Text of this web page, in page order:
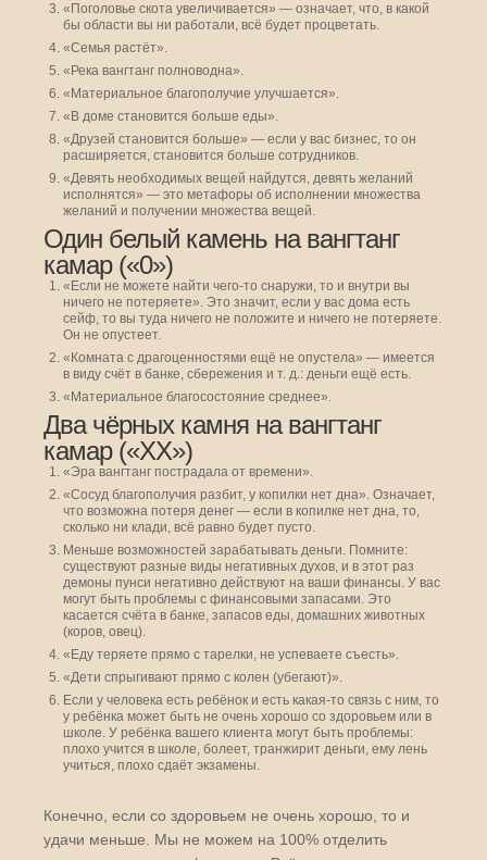
«Поголовье скота увеличивается» — означает, что, в какой
бы области вы ни работали, всё будет процветать.
«Семья растёт».
«Река вангтанг полноводна».
«Материальное благополучие улучшается».
«В доме становится больше еды».
«Друзей становится больше» — если у вас бизнес, то он
расширяется, становится больше сотрудников.
«Девять необходимых вещей найдутся, девять желаний
исполнятся» — это метафоры об исполнении множества
желаний и получении множества вещей.
Один белый камень на вангтанг
камар («0»)
«Если не можете найти чего-то снаружи, то и внутри вы
ничего не потеряете». Это значит, если у вас дома есть
сейф, то вы туда ничего не положите и ничего не потеряете.
Он не опустеет.
«Комната с драгоценностями ещё не опустела» — имеется
в виду счёт в банке, сбережения и т. д.: деньги ещё есть.
«Материальное благосостояние среднее».
Два чёрных камня на вангтанг
камар («ХХ»)
«Эра вангтанг пострадала от времени».
«Сосуд благополучия разбит, у копилки нет дна». Означает,
что возможна потеря денег — если в копилке нет дна, то,
сколько ни клади, всё равно будет пусто.
Меньше возможностей зарабатывать деньги. Помните:
существуют разные виды негативных духов, и в этот раз
демоны пунси негативно действуют на ваши финансы. У вас
могут быть проблемы с финансовыми запасами. Это
касается счёта в банке, запасов еды, домашних животных
(коров, овец).
«Еду теряете прямо с тарелки, не успеваете съесть».
«Дети спрыгивают прямо с колен (убегают)».
Если у человека есть ребёнок и есть какая-то связь с ним, то
у ребёнка может быть не очень хорошо со здоровьем или в
школе. У ребёнка вашего клиента могут быть проблемы:
плохо учится в школе, болеет, транжирит деньги, ему лень
учиться, плохо сдаёт экзамены.
Конечно, если со здоровьем не очень хорошо, то и
удачи меньше. Мы не можем на 100% отделить